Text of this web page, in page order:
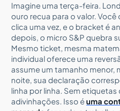
Imagine uma terça-feira.
ouro recua para o valor.
clica uma vez, e o bracket é
depois, o micro S&P quebra
Mesmo ticket, mesma
individual oferece uma
assume um tamanho menor,
noite, sua declaração
linha por linha. Sem etiquetas
adivinhações. Isso éuma